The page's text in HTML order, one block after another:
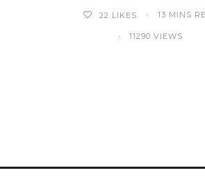
22 LIKES 13 MINS
11290 VIEWS